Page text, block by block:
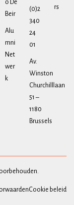
o De
Beir
Alu
mni
Net
wer
k
(0)2
340
24
01
Av.
Winston
Churchilllaan
51 –
1180
Brussels
rs
Cookie beleid